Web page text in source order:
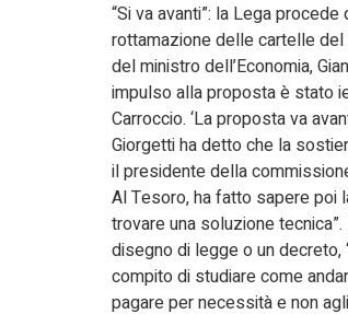
“Si va avanti”: la Lega
rottamazione delle cartelle
del ministro dell’Economia,
impulso alla proposta è stato
Carroccio. ‘La proposta va
Giorgetti ha detto che la
il presidente della
Al Tesoro, ha fatto sapere poi
trovare una soluzione
disegno di legge o un decreto,
compito di studiare come
pagare per necessità e non